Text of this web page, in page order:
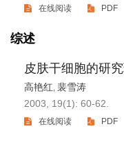
在线阅读 PDF
综述
皮肤干细胞的研
高艳红, 裴雪涛
2003, 19(1): 60-62.
在线阅读 PDF